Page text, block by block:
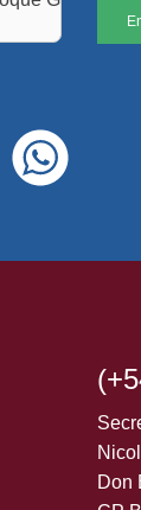
Don